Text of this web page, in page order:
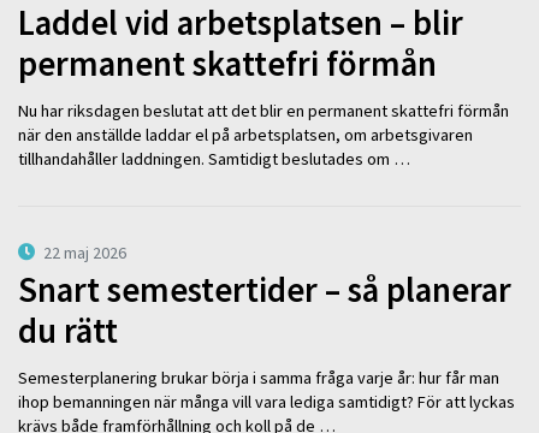
Laddel vid arbetsplatsen – blir
permanent skattefri förmån
Nu har riksdagen beslutat att det blir en permanent skattefri förmån
när den anställde laddar el på arbetsplatsen, om arbetsgivaren
tillhandahåller laddningen. Samtidigt beslutades om …
22 maj 2026
Snart semestertider – så planerar
du rätt
Semesterplanering brukar börja i samma fråga varje år: hur får man
ihop bemanningen när många vill vara lediga samtidigt? För att lyckas
krävs både framförhållning och koll på de …